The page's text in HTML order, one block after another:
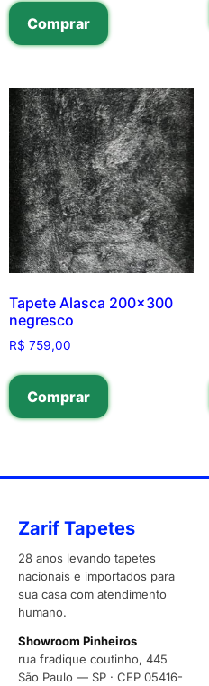
Comprar
Tapete Alasca 200×300
negresco
R$ 759,00
Comprar
Zarif Tapetes
28 anos levando tapetes
nacionais e importados para
sua casa com atendimento
humano.
Showroom Pinheiros
rua fradique coutinho, 445
São Paulo — SP · CEP 05416-